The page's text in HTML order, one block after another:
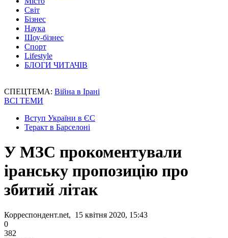
Світ
Бізнес
Наука
Шоу-бізнес
Спорт
Lifestyle
БЛОГИ ЧИТАЧІВ
СПЕЦТЕМА: Війна в Ірані
ВСІ ТЕМИ
Вступ України в ЄС
Теракт в Барселоні
У МЗС прокоментували
іранську пропозицію про
збитий літак
Корреспондент.net, 15 квітня 2020, 15:43
0
382